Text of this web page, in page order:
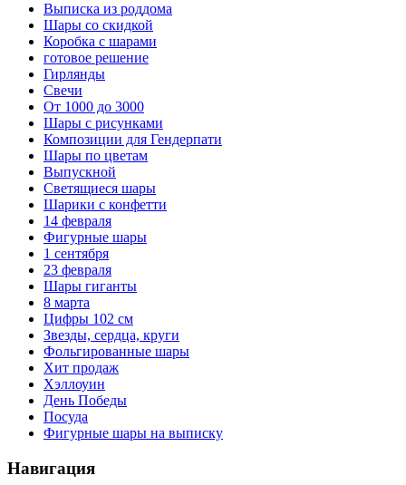
Выписка из роддома
Шары со скидкой
Коробка с шарами
готовое решение
Гирлянды
Свечи
От 1000 до 3000
Шары с рисунками
Композиции для Гендерпати
Шары по цветам
Выпускной
Светящиеся шары
Шарики с конфетти
14 февраля
Фигурные шары
1 сентября
23 февраля
Шары гиганты
8 марта
Цифры 102 см
Звезды, сердца, круги
Фольгированные шары
Хит продаж
Хэллоуин
День Победы
Посуда
Фигурные шары на выписку
Навигация